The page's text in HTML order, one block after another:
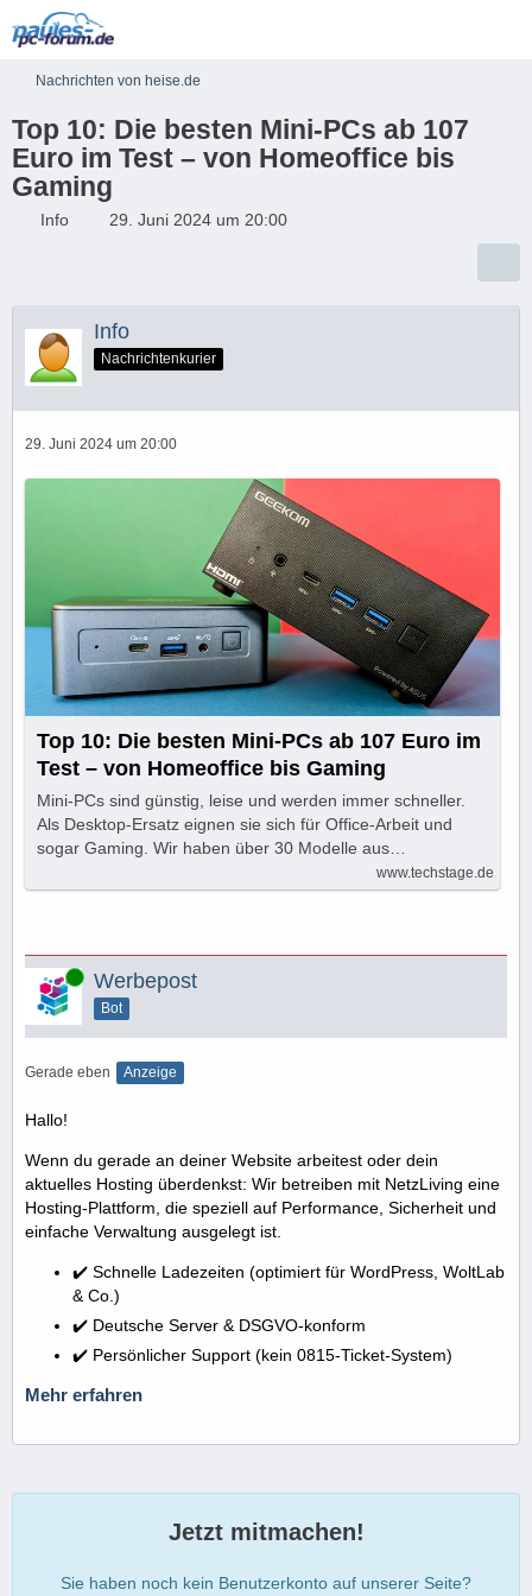
Nachrichten von heise.de
Top 10: Die besten Mini-PCs ab 107
Euro im Test – von Homeoffice bis
Gaming
Info 29. Juni 2024 um 20:00
Info
Nachrichtenkurier
29. Juni 2024 um 20:00
Top 10: Die besten Mini-PCs ab 107 Euro im
Test – von Homeoffice bis Gaming
Mini-PCs sind günstig, leise und werden immer schneller.
Als Desktop-Ersatz eignen sie sich für Office-Arbeit und
sogar Gaming. Wir haben über 30 Modelle aus…
www.techstage.de
Online Werbepost
Bot
Gerade eben Anzeige
Hallo!
Wenn du gerade an deiner Website arbeitest oder dein
aktuelles Hosting überdenkst: Wir betreiben mit NetzLiving eine
Hosting-Plattform, die speziell auf Performance, Sicherheit und
einfache Verwaltung ausgelegt ist.
✔️ Schnelle Ladezeiten (optimiert für WordPress, WoltLab
& Co.)
✔️ Deutsche Server & DSGVO-konform
✔️ Persönlicher Support (kein 0815-Ticket-System)
Mehr erfahren
Jetzt mitmachen!
Sie haben noch kein Benutzerkonto auf unserer Seite?